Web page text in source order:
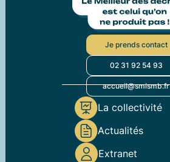
Je prends contact
02 31 92 54 93
accueil@smismb.fr
La collectivité
Actualités
Extranet